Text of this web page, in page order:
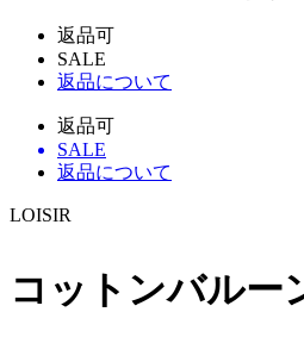
返品可
SALE
返品について
返品可
SALE
返品について
LOISIR
コットンバルー